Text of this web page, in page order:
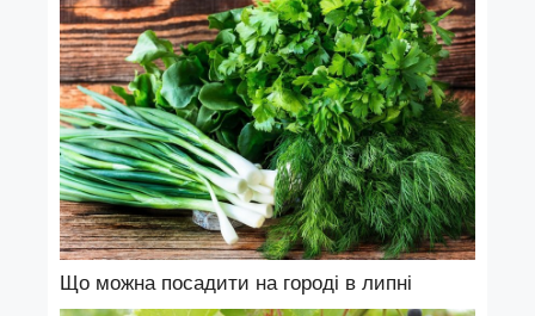
Що можна посадити на городі в липні